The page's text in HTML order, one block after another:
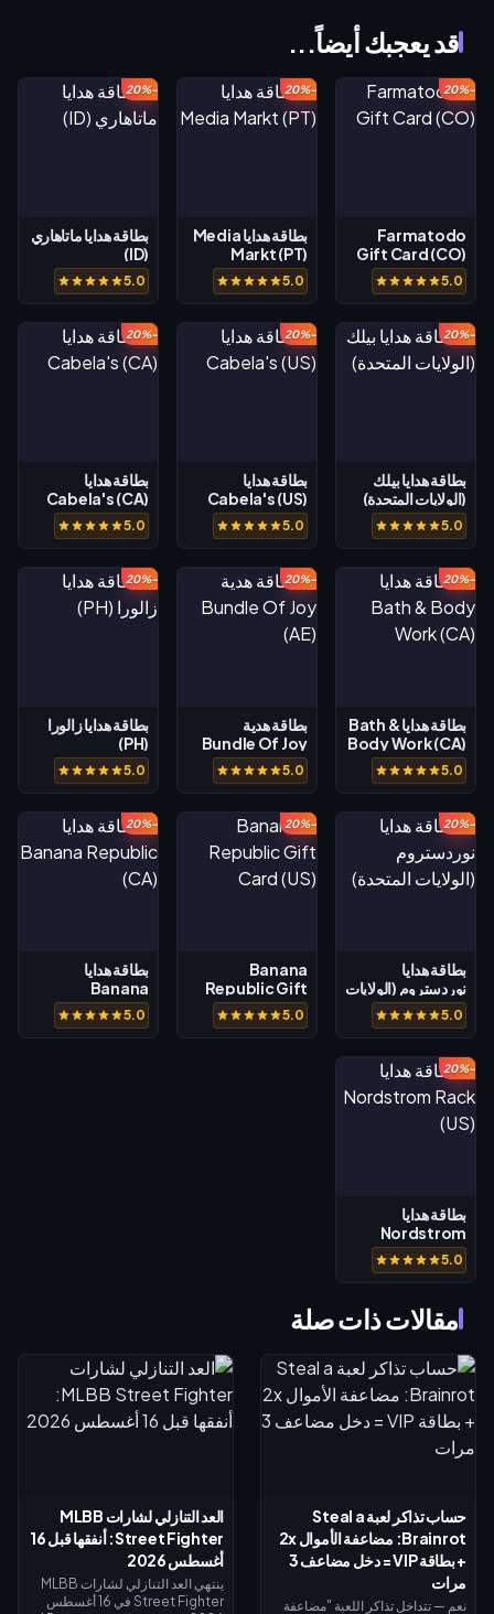
قد يعجبك أيضاً...
-20%
Farmatodo
Gift Card (CO)
5.0
-20%
بطاقة هدايا Media
Markt (PT)
5.0
-20%
بطاقة هدايا ماتاهاري
(ID)
5.0
-20%
بطاقة هدايا بيلك
(الولايات المتحدة)
5.0
-20%
بطاقة هدايا
Cabela's (US)
5.0
-20%
بطاقة هدايا
Cabela's (CA)
5.0
-20%
بطاقة هدايا Bath &
Body Work (CA)
5.0
-20%
بطاقة هدية
Bundle Of Joy
(AE)
5.0
-20%
بطاقة هدايا زالورا
(PH)
5.0
-20%
بطاقة هدايا
نوردستروم (الولايات
المتحدة)
5.0
-20%
Banana
Republic Gift
Card (US)
5.0
-20%
بطاقة هدايا
Banana
Republic (CA)
5.0
-20%
بطاقة هدايا
Nordstrom
Rack (US)
5.0
مقالات ذات صلة
حساب تذاكر لعبة Steal a
Brainrot: مضاعفة الأموال 2x
+ بطاقة VIP = دخل مضاعف 3
مرات
نعم — تتداخل تذاكر اللعبة "مضاعفة
العد التنازلي لشارات MLBB
Street Fighter: أنفقها قبل 16
أغسطس 2026
ينتهي العد التنازلي لشارات MLBB
Street Fighter في 16 أغسطس